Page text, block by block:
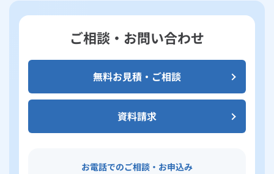
ご相談・お問い合わせ
無料お見積・ご相談
資料請求
お電話でのご相談・お申込み